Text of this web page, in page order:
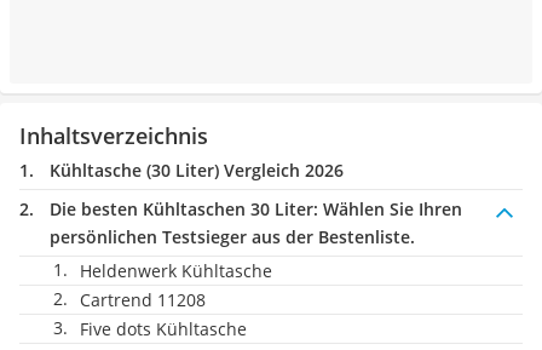
Inhaltsverzeichnis
Kühltasche (30 Liter) Vergleich 2026
Die besten Kühltaschen 30 Liter: Wählen Sie Ihren
persönlichen Testsieger aus der Bestenliste.
Heldenwerk Kühltasche
Cartrend 11208
Five dots Kühltasche